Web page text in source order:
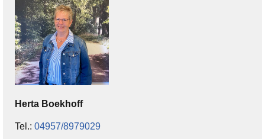
Herta Boekhoff
Tel.: 04957/8979029